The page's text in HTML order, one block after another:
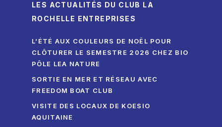
LES ACTUALITÉS DU CLUB LA
ROCHELLE ENTREPRISES
L’ÉTÉ AUX COULEURS DE NOËL POUR
CLÔTURER LE SEMESTRE 2026 CHEZ BIO
PÔLE LEA NATURE
SORTIE EN MER ET RÉSEAU AVEC
FREEDOM BOAT CLUB
VISITE DES LOCAUX DE KOESIO
AQUITAINE